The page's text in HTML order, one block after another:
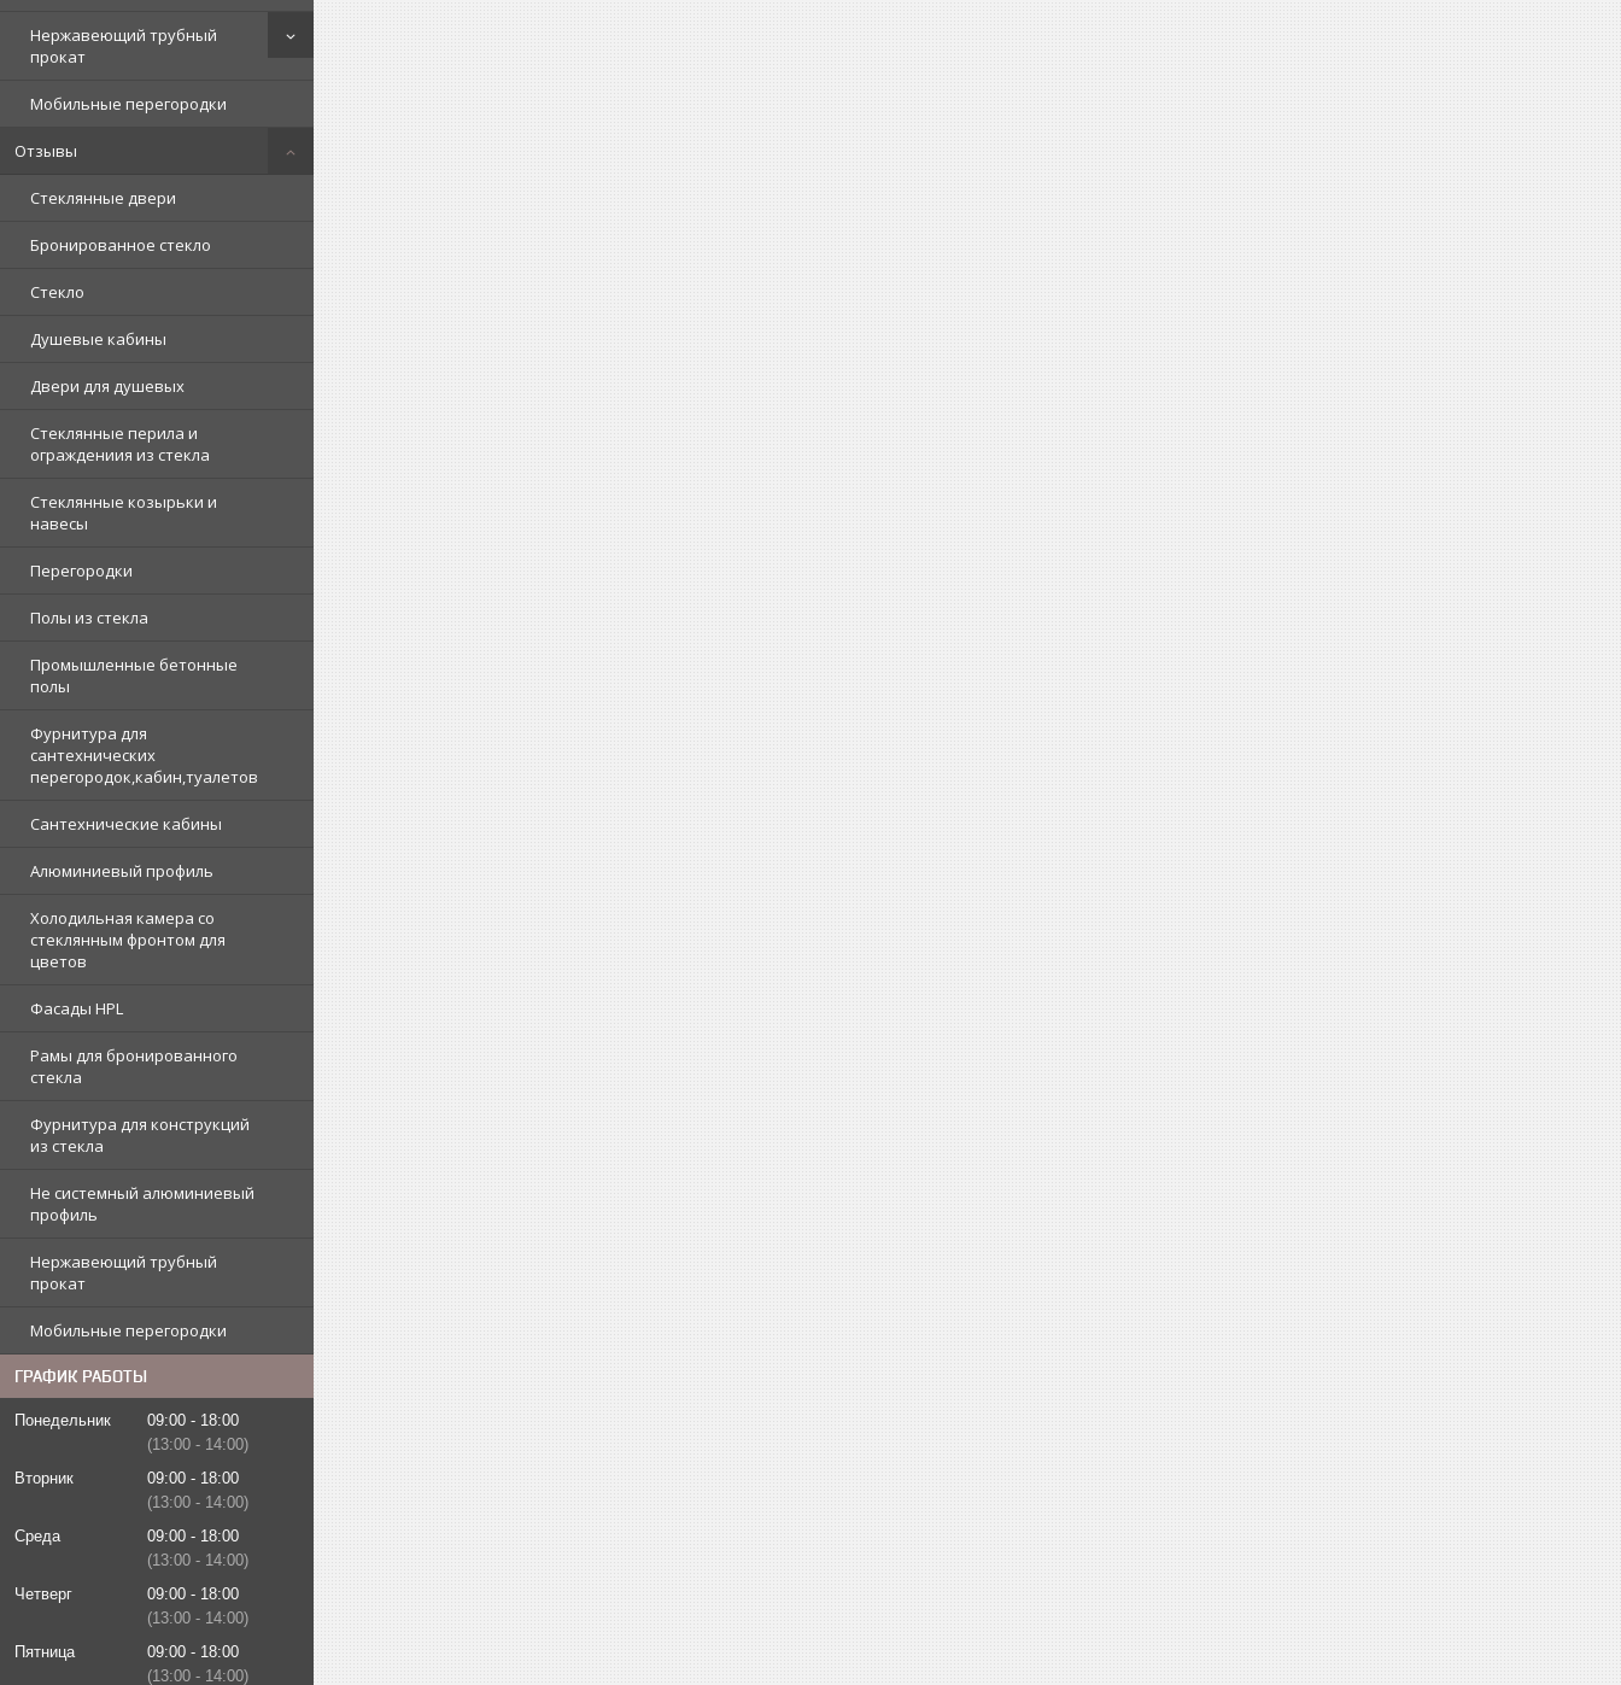
Нержавеющий трубный
прокат
Мобильные перегородки
Отзывы
Стеклянные двери
Бронированное стекло
Стекло
Душевые кабины
Двери для душевых
Стеклянные перила и
ограждениия из стекла
Стеклянные козырьки и
навесы
Перегородки
Полы из стекла
Промышленные бетонные
полы
Фурнитура для
сантехнических
перегородок,кабин,туалетов
Сантехнические кабины
Алюминиевый профиль
Холодильная камера со
стеклянным фронтом для
цветов
Фасады HPL
Рамы для бронированного
стекла
Фурнитура для конструкций
из стекла
Не системный алюминиевый
профиль
Нержавеющий трубный
прокат
Мобильные перегородки
ГРАФИК РАБОТЫ
Понедельник 09:00
18:00
13:00
14:00
Вторник
09:00
18:00
13:00
14:00
Среда
09:00
18:00
13:00
14:00
Четверг
09:00
18:00
13:00
14:00
Пятница
09:00
18:00
13:00
14:00